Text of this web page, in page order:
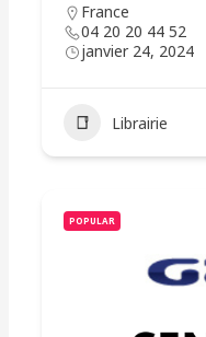
France
04 20 20 44 52
janvier 24, 2024
Librairie
POPULAR